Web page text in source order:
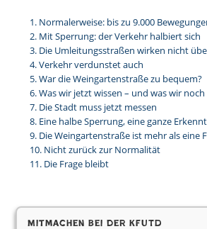
Normalerweise: bis zu 9.000
Mit Sperrung: der Verkehr halbiert sich
Die Umleitungsstraßen wirken nicht
Verkehr verdunstet auch
War die Weingartenstraße zu bequem?
Was wir jetzt wissen – und was wir
Die Stadt muss jetzt messen
Eine halbe Sperrung, eine ganze
Die Weingartenstraße ist mehr als eine
Nicht zurück zur Normalität
Die Frage bleibt
Mitmachen bei der KfUTD